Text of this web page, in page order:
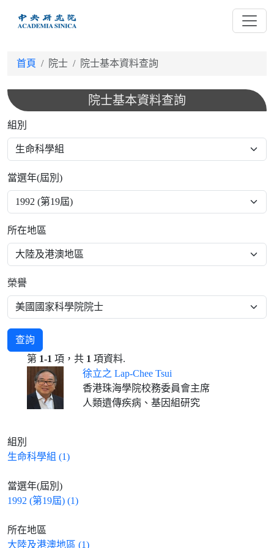
首頁 院士 院士基本資料查詢
院士基本資料查詢
組別
當選年(屆別)
所在地區
榮譽
查詢
第 1-1 項，共 1 項資料.
徐立之 Lap-Chee Tsui
香港珠海學院校務委員會主席
人類遺傳疾病、基因組研究
組別
生命科學組 (1)
當選年(屆別)
1992 (第19屆) (1)
所在地區
大陸及港澳地區 (1)